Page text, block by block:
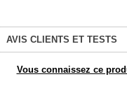
AVIS CLIENTS ET TESTS
Vous connaissez ce